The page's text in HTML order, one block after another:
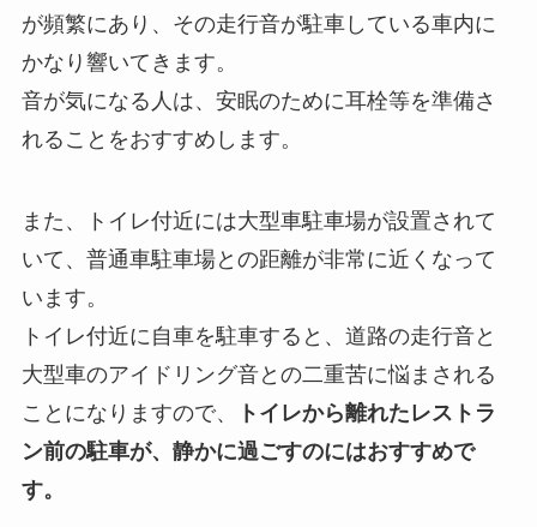
が頻繁にあり、その走行音が駐車している車内に
かなり響いてきます。
音が気になる人は、安眠のために耳栓等を準備さ
れることをおすすめします。
また、トイレ付近には大型車駐車場が設置されて
いて、普通車駐車場との距離が非常に近くなって
います。
トイレ付近に自車を駐車すると、道路の走行音と
大型車のアイドリング音との二重苦に悩まされる
ことになりますので、
トイレから離れたレストラ
ン前の駐車が、静かに過ごすのにはおすすめで
す。